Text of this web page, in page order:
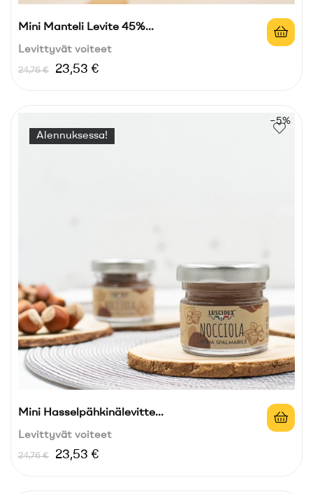
Mini Manteli Levite 45%...
Levittyvät voiteet
Normaali
24,76 € Hinta
23,53 €
Alennuksessa!
Mini Hasselpähkinälevitte...
Levittyvät voiteet
Normaali
24,76 €
−5%
Hinta
23,53 €